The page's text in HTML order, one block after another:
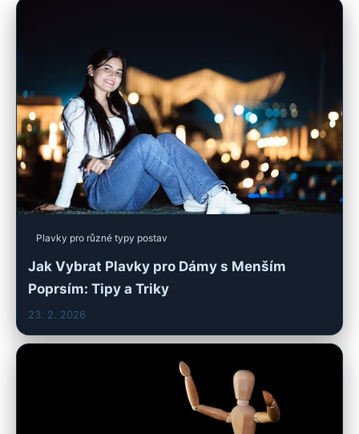
Plavky pro různé typy postav
Jak Vybrat Plavky pro Dámy s Menším
Poprsím: Tipy a Triky
23. 2. 2026